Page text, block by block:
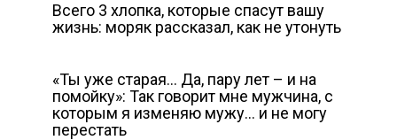
Всего 3 хлопка, которые спасут вашу
жизнь: моряк рассказал, как не утонуть
«Ты уже старая… Да, пару лет – и на
помойку»: Так говорит мне мужчина, с
которым я изменяю мужу… и не могу
перестать